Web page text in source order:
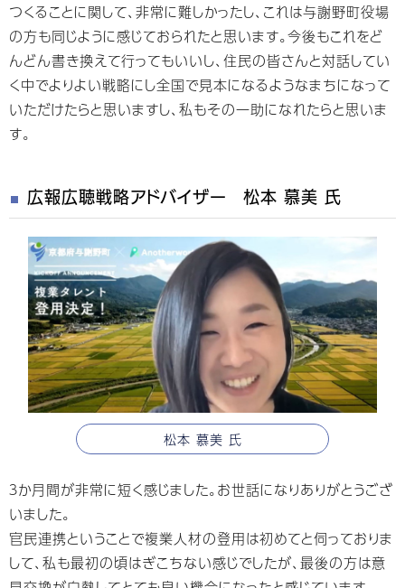
つくることに関して、非常に難しかったし、これは与謝野町役場
の方も同じように感じておられたと思います。今後もこれをど
んどん書き換えて行ってもいいし、住民の皆さんと対話してい
く中でよりよい戦略にし全国で見本になるようなまちになって
いただけたらと思いますし、私もその一助になれたらと思いま
す。
広報広聴戦略アドバイザー 松本 慕美 氏
松本 慕美 氏
３か月間が非常に短く感じました。お世話になりありがとうござ
いました。
官民連携ということで複業人材の登用は初めてと伺っておりま
して、私も最初の頃はぎこちない感じでしたが、最後の方は意